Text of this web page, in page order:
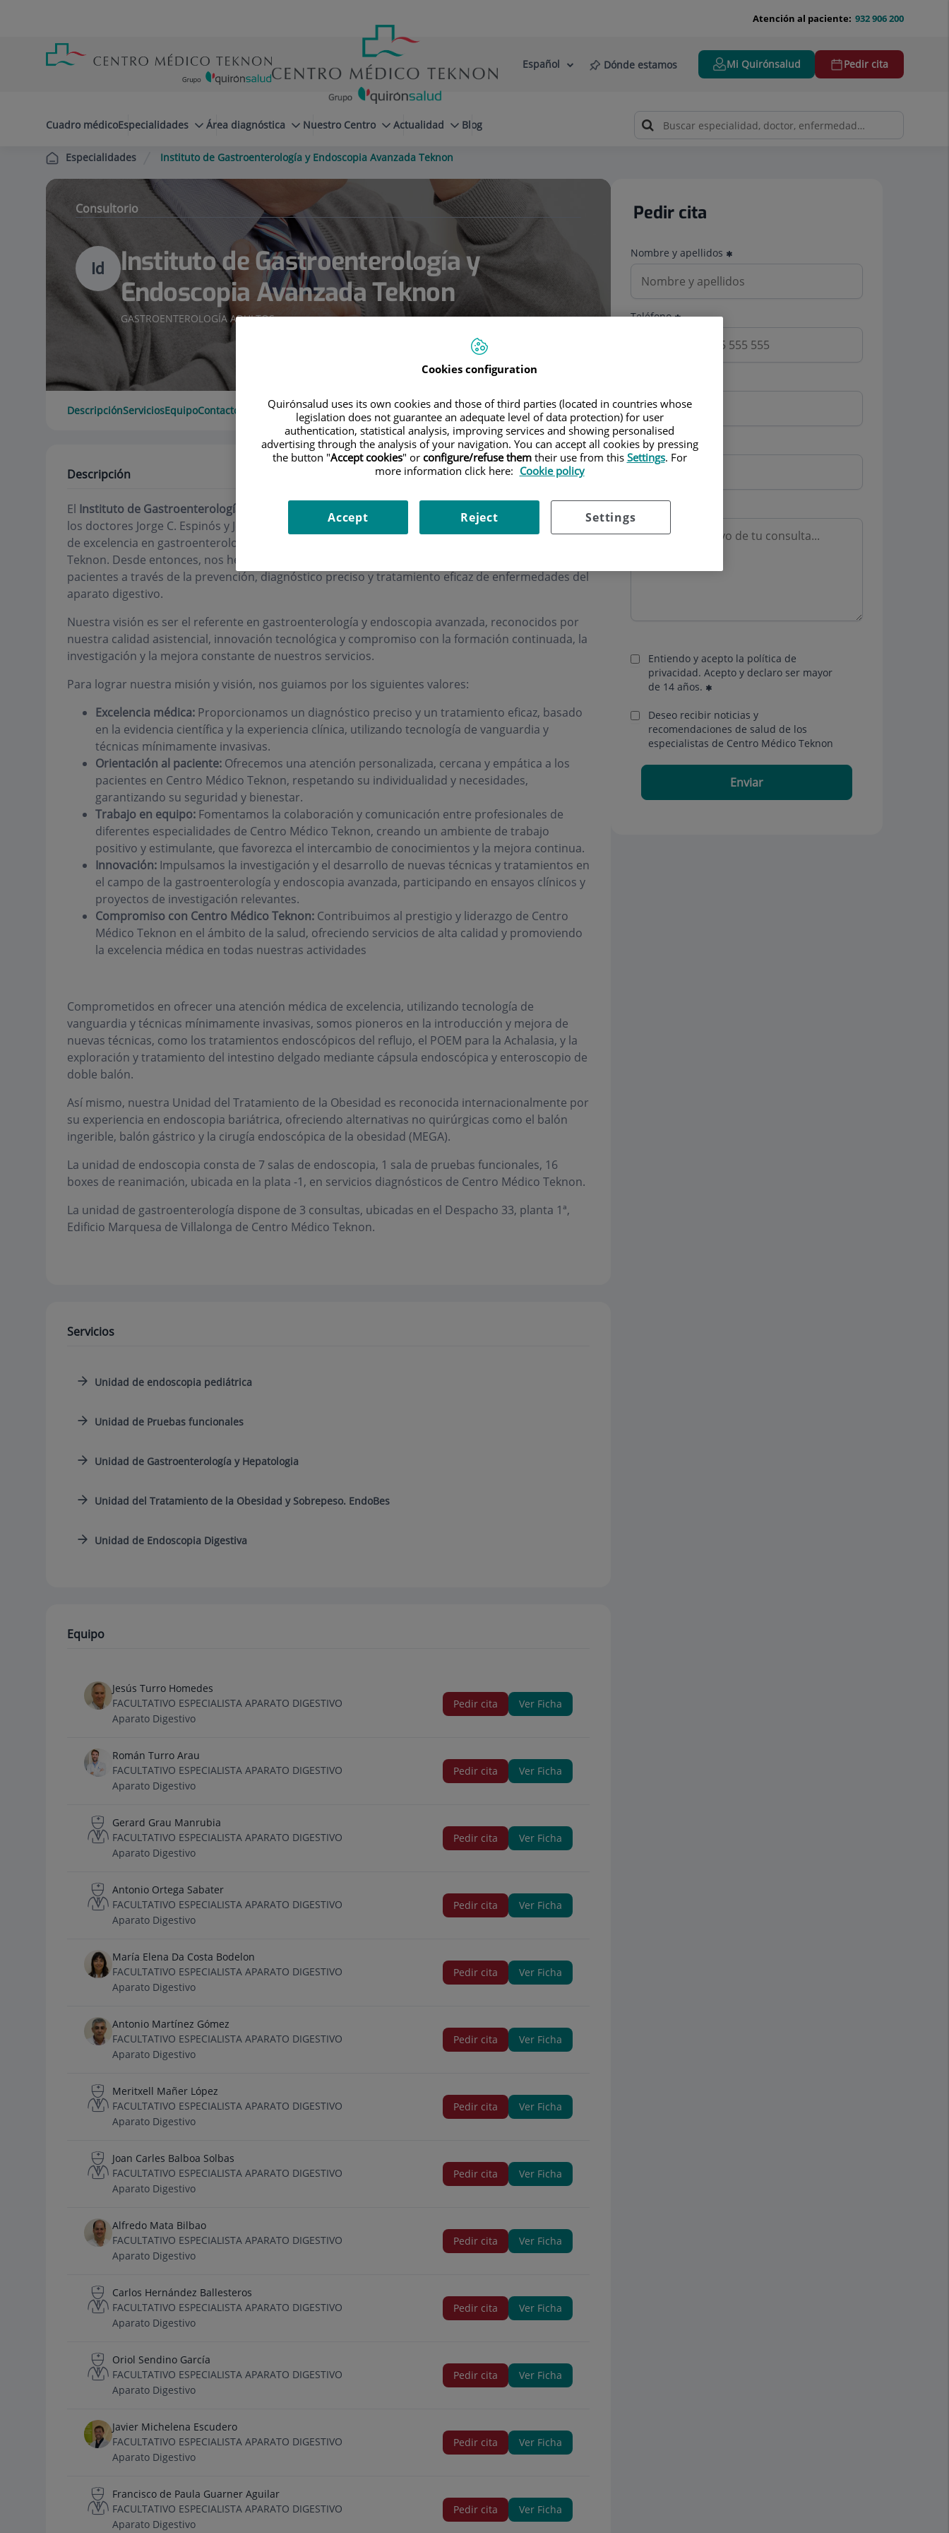
cabecera
932 906 200
Atención al paciente:
Selector
Idioma
Español Dónde estamos Mi Quirónsalud Pedir cita
Cuadro médicoEspecialidades Área diagnóstica Nuestro Centro Actualidad Blog
Especialidades Instituto de Gastroenterología y Endoscopia Avanzada Teknon
Consultorio
Id
Instituto de Gastroenterología y
Endoscopia Avanzada Teknon
GASTROENTEROLOGÍA ADULTOS
DescripciónServiciosEquipoContacto Horario
Descripción
El Instituto de Gastroenterología y Endoscopia Avanzada Teknon
inició su actividad en 1988, con
los doctores Jorge C. Espinós y Jesús Turró como fundadores, con la misión de brindar servicios
de excelencia en gastroenterología y endoscopia avanzada a los pacientes en Centro Médico
Teknon. Desde entonces, nos hemos comprometido a mejorar la calidad de vida de nuestros
pacientes a través de la prevención, diagnóstico preciso y tratamiento eficaz de enfermedades del
aparato digestivo.
Nuestra visión es ser el referente en gastroenterología y endoscopia avanzada, reconocidos por
nuestra calidad asistencial, innovación tecnológica y compromiso con la formación continuada, la
investigación y la mejora constante de nuestros servicios.
Para lograr nuestra misión y visión, nos guiamos por los siguientes valores:
Excelencia médica:Proporcionamos un diagnóstico preciso y un tratamiento eficaz, basado
en la evidencia científica y la experiencia clínica, utilizando tecnología de vanguardia y
técnicas mínimamente invasivas.
Orientación al paciente:Ofrecemos una atención personalizada, cercana y empática a los
pacientes en Centro Médico Teknon, respetando su individualidad y necesidades,
garantizando su seguridad y bienestar.
Trabajo en equipo:Fomentamos la colaboración y comunicación entre profesionales de
diferentes especialidades de Centro Médico Teknon, creando un ambiente de trabajo
positivo y estimulante, que favorezca el intercambio de conocimientos y la mejora continua.
Innovación:Impulsamos la investigación y el desarrollo de nuevas técnicas y tratamientos en
el campo de la gastroenterología y endoscopia avanzada, participando en ensayos clínicos y
proyectos de investigación relevantes.
Compromiso con Centro Médico Teknon:Contribuimos al prestigio y liderazgo de Centro
Médico Teknon en el ámbito de la salud, ofreciendo servicios de alta calidad y promoviendo
la excelencia médica en todas nuestras actividades
Comprometidos en ofrecer una atención médica de excelencia, utilizando tecnología de
vanguardia y técnicas mínimamente invasivas, somos pioneros en la introducción y mejora de
nuevas técnicas, como los tratamientos endoscópicos del reflujo, el POEM para la Achalasia, y la
exploración y tratamiento del intestino delgado mediante cápsula endoscópica y enteroscopio de
doble balón.
Así mismo, nuestra Unidad del Tratamiento de la Obesidad es reconocida internacionalmente por
su experiencia en endoscopia bariátrica, ofreciendo alternativas no quirúrgicas como el balón
ingerible, balón gástrico y la cirugía endoscópica de la obesidad (MEGA).
La unidad de endoscopia consta de 7 salas de endoscopia, 1 sala de pruebas funcionales, 16
boxes de reanimación, ubicada en la plata -1, en servicios diagnósticos de Centro Médico Teknon.
La unidad de gastroenterología dispone de 3 consultas, ubicadas en el Despacho 33, planta 1ª,
Edificio Marquesa de Villalonga de Centro Médico Teknon.
Servicios
Unidad de endoscopia pediátrica
Unidad de Pruebas funcionales
Unidad de Gastroenterología y Hepatologia
Unidad del Tratamiento de la Obesidad y Sobrepeso. EndoBes
Unidad de Endoscopia Digestiva
Equipo
Jesús Turro Homedes
FACULTATIVO ESPECIALISTA APARATO DIGESTIVO
Aparato Digestivo
Pedir cita Ver Ficha
Román Turro Arau
FACULTATIVO ESPECIALISTA APARATO DIGESTIVO
Aparato Digestivo
Pedir cita Ver Ficha
Gerard Grau Manrubia
FACULTATIVO ESPECIALISTA APARATO DIGESTIVO
Aparato Digestivo
Pedir cita Ver Ficha
Antonio Ortega Sabater
FACULTATIVO ESPECIALISTA APARATO DIGESTIVO
Aparato Digestivo
Pedir cita Ver Ficha
María Elena Da Costa Bodelon
FACULTATIVO ESPECIALISTA APARATO DIGESTIVO
Aparato Digestivo
Pedir cita Ver Ficha
Antonio Martínez Gómez
FACULTATIVO ESPECIALISTA APARATO DIGESTIVO
Aparato Digestivo
Pedir cita Ver Ficha
Meritxell Mañer López
FACULTATIVO ESPECIALISTA APARATO DIGESTIVO
Aparato Digestivo
Pedir cita Ver Ficha
Joan Carles Balboa Solbas
FACULTATIVO ESPECIALISTA APARATO DIGESTIVO
Aparato Digestivo
Pedir cita Ver Ficha
Alfredo Mata Bilbao
FACULTATIVO ESPECIALISTA APARATO DIGESTIVO
Aparato Digestivo
Pedir cita Ver Ficha
Carlos Hernández Ballesteros
FACULTATIVO ESPECIALISTA APARATO DIGESTIVO
Aparato Digestivo
Pedir cita Ver Ficha
Oriol Sendino García
FACULTATIVO ESPECIALISTA APARATO DIGESTIVO
Aparato Digestivo
Pedir cita Ver Ficha
Javier Michelena Escudero
FACULTATIVO ESPECIALISTA APARATO DIGESTIVO
Aparato Digestivo
Pedir cita Ver Ficha
Francisco de Paula Guarner Aguilar
FACULTATIVO ESPECIALISTA APARATO DIGESTIVO
Aparato Digestivo
Pedir cita Ver Ficha
Pedir cita
Nombre y apellidos
Teléfono
Mutua
Motivo consulta
Entiendo y acepto la política de
privacidad. Acepto y declaro ser mayor
de 14 años.
Deseo recibir noticias y
recomendaciones de salud de los
especialistas de Centro Médico Teknon
Enviar
Cookies configuration
Quirónsalud uses its own cookies and those of third parties (located in countries whose
legislation does not guarantee an adequate level of data protection) for user
authentication, statistical analysis, improving services and showing personalised
advertising through the analysis of your navigation. You can accept all cookies by pressing
the button "Accept cookies" or configure/refuse themtheir use from this Settings. For
more information click here: Cookie policy
Settings
Reject
Accept